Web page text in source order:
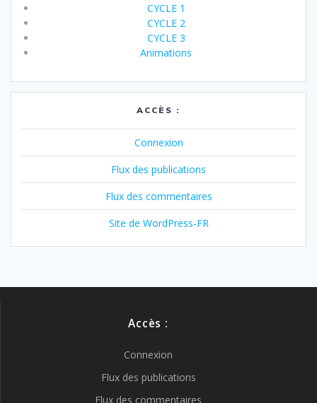
CYCLE 1
CYCLE 2
CYCLE 3
Animations
ACCÈS :
Connexion
Flux des publications
Flux des commentaires
Site de WordPress-FR
Accès :
Connexion
Flux des publications
Flux des commentaires